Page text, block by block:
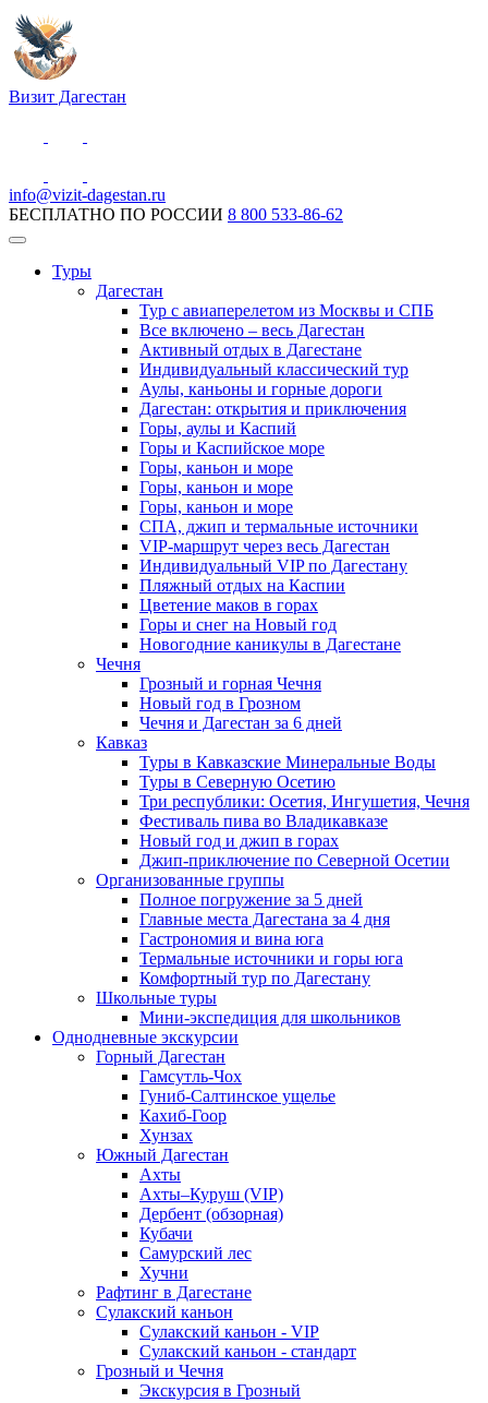
Визит Дагестан
info@vizit-dagestan.ru
БЕСПЛАТНО ПО РОССИИ 8 800 533-86-62
Туры
Дагестан
Тур с авиаперелетом из Москвы и СПБ
Все включено – весь Дагестан
Активный отдых в Дагестане
Индивидуальный классический тур
Аулы, каньоны и горные дороги
Дагестан: открытия и приключения
Горы, аулы и Каспий
Горы и Каспийское море
Горы, каньон и море
Горы, каньон и море
Горы, каньон и море
СПА, джип и термальные источники
VIP-маршрут через весь Дагестан
Индивидуальный VIP по Дагестану
Пляжный отдых на Каспии
Цветение маков в горах
Горы и снег на Новый год
Новогодние каникулы в Дагестане
Чечня
Грозный и горная Чечня
Новый год в Грозном
Чечня и Дагестан за 6 дней
Кавказ
Туры в Кавказские Минеральные Воды
Туры в Северную Осетию
Три республики: Осетия, Ингушетия, Чечня
Фестиваль пива во Владикавказе
Новый год и джип в горах
Джип-приключение по Северной Осетии
Организованные группы
Полное погружение за 5 дней
Главные места Дагестана за 4 дня
Гастрономия и вина юга
Термальные источники и горы юга
Комфортный тур по Дагестану
Школьные туры
Мини-экспедиция для школьников
Однодневные экскурсии
Горный Дагестан
Гамсутль-Чох
Гуниб-Салтинское ущелье
Кахиб-Гоор
Хунзах
Южный Дагестан
Ахты
Ахты–Куруш (VIP)
Дербент (обзорная)
Кубачи
Самурский лес
Хучни
Рафтинг в Дагестане
Сулакский каньон
Сулакский каньон - VIP
Сулакский каньон - стандарт
Грозный и Чечня
Экскурсия в Грозный